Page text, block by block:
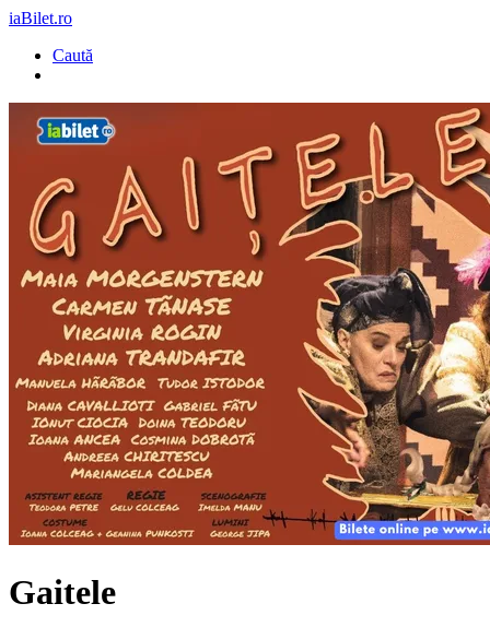
iaBilet.ro
Caută
Gaitele